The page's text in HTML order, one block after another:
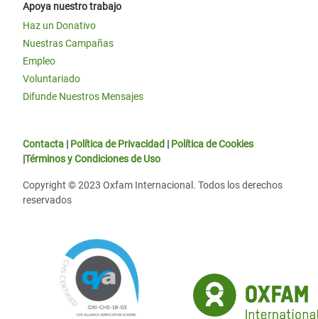
Apoya nuestro trabajo
Haz un Donativo
Nuestras Campañas
Empleo
Voluntariado
Difunde Nuestros Mensajes
Contacta | Política de Privacidad | Política de Cookies
|Términos y Condiciones de Uso
Copyright © 2023 Oxfam Internacional. Todos los derechos
reservados